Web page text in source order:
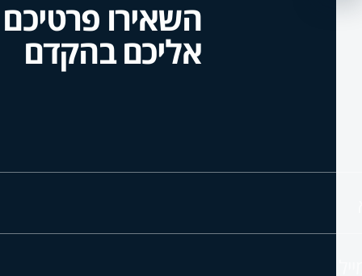
השאירו פרטיכם
אליכם בהקדם